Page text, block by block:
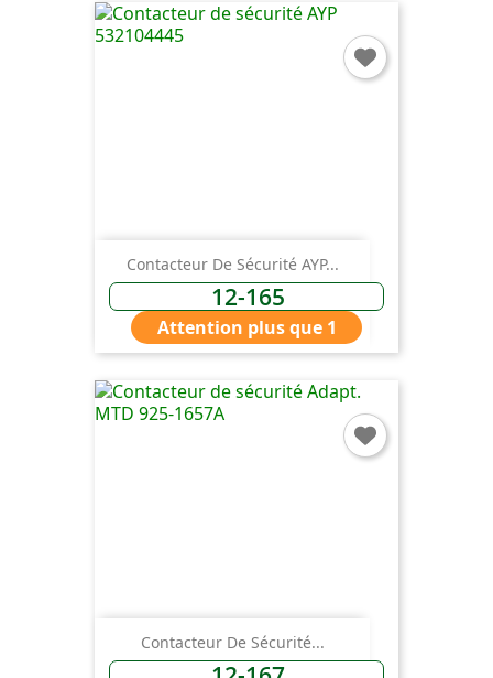
Contacteur De Sécurité AYP...
12-165
Attention plus que 1
Contacteur De Sécurité...